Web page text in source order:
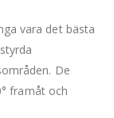
vara det bästa
De
framåt och